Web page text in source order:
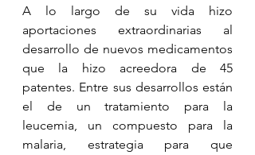
A lo largo de su vida hizo
aportaciones extraordinarias al
desarrollo de nuevos medicamentos
que la hizo acreedora de 45
patentes. Entre sus desarrollos están
el de un tratamiento para la
leucemia, un compuesto para la
malaria, estrategia para que